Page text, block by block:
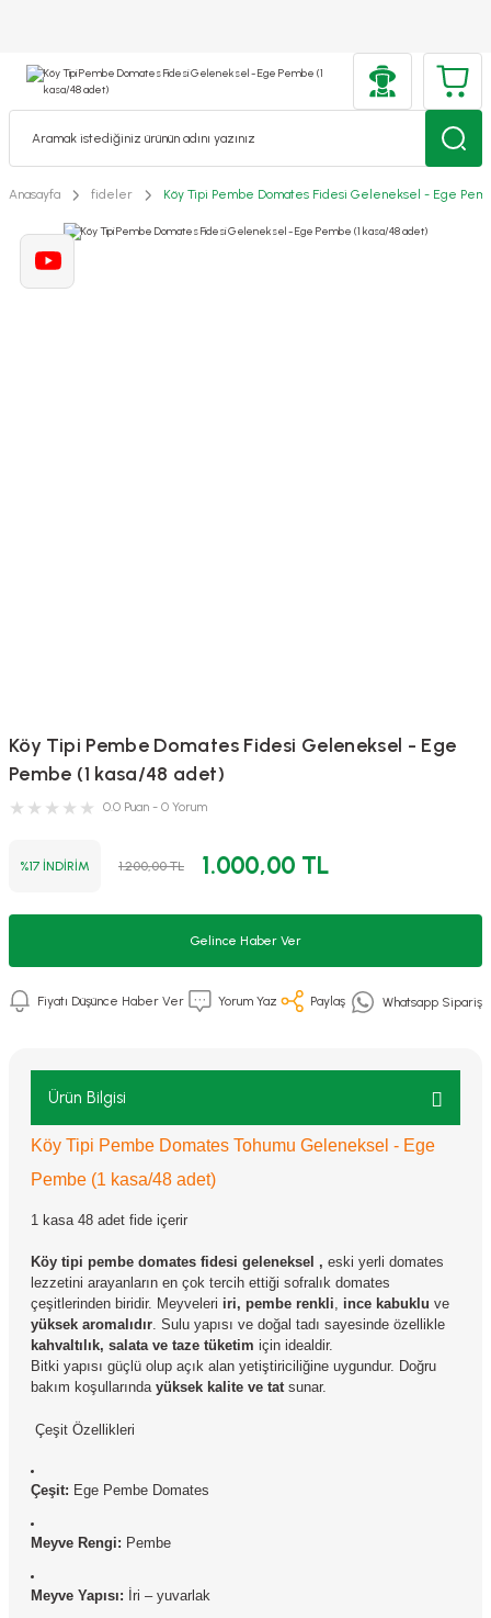
Anasayfa fideler Köy Tipi Pembe Domates Fidesi Geleneksel - Ege
Köy Tipi Pembe Domates Fidesi Geleneksel - Ege
Pembe (1 kasa/48 adet)
0.0 Puan - 0 Yorum
%17 İNDİRİM 1.200,00 TL 1.000,00 TL
Gelince Haber Ver
Fiyatı Düşünce Haber Ver Yorum Yaz Paylaş Whatsapp Sipariş
Ürün Bilgisi
Köy Tipi Pembe Domates Tohumu Geleneksel - Ege
Pembe (1 kasa/48 adet)
1 kasa 48 adet fide içerir
Köy tipi pembe domates fidesi geleneksel , eski yerli domates
lezzetini arayanların en çok tercih ettiği sofralık domates
çeşitlerinden biridir. Meyveleri iri, pembe renkli, ince kabuklu ve
yüksek aromalıdır. Sulu yapısı ve doğal tadı sayesinde özellikle
kahvaltılık, salata ve taze tüketim için idealdir.
Bitki yapısı güçlü olup açık alan yetiştiriciliğine uygundur. Doğru
bakım koşullarında yüksek kalite ve tatsunar.
Çeşit Özellikleri
Çeşit: Ege Pembe Domates
Meyve Rengi: Pembe
Meyve Yapısı: İri – yuvarlak